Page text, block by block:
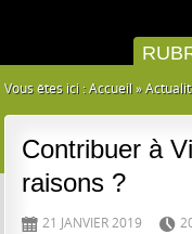
Vous êtes ici :Accueil »
Contribuer à
raisons ?
D 21 JANVIER 2019 H